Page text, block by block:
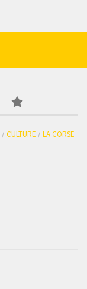
/ CULTURE / LA CORSE